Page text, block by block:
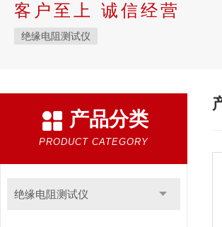
客户至上 诚信经营
绝缘电阻测试仪
产品分类
PRODUCT CATEGORY
绝缘电阻测试仪